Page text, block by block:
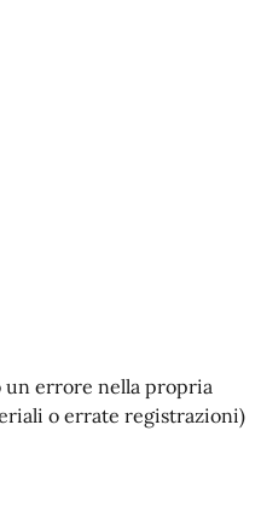
errore nella propria
o errate registrazioni)